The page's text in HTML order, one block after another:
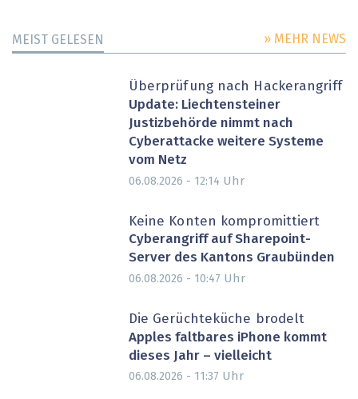
MEIST GELESEN » MEHR NEWS
Überprüfung nach Hackerangriff
Update: Liechtensteiner
Justizbehörde nimmt nach
Cyberattacke weitere Systeme
vom Netz
06.08.2026 - 12:14 Uhr
Keine Konten kompromittiert
Cyberangriff auf Sharepoint-
Server des Kantons Graubünden
06.08.2026 - 10:47 Uhr
Die Gerüchteküche brodelt
Apples faltbares iPhone kommt
dieses Jahr – vielleicht
06.08.2026 - 11:37 Uhr